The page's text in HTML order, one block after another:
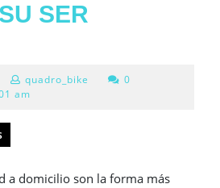
SER
quadro_bike
0
am
a domicilio son la forma más